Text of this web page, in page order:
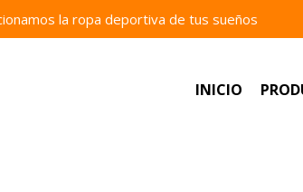
la ropa deportiva de tus sueños
INICIO